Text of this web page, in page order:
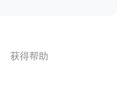
获得帮助